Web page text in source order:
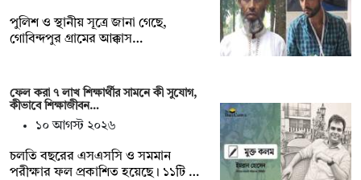
পুলিশ ও স্থানীয় সূত্রে জানা গেছে,
গোবিন্দপুর গ্রামের আক্কাস…
ফেল করা ৭ লাখ শিক্ষার্থীর সামনে কী সুযোগ,
কীভাবে শিক্ষাজীবন…
১০ আগস্ট ২০২৬
চলতি বছরের এসএসসি ও সমমান
পরীক্ষার ফল প্রকাশিত হয়েছে। ১১টি …